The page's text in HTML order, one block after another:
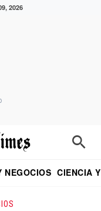
2026
NEGOCIOS CIENCIA